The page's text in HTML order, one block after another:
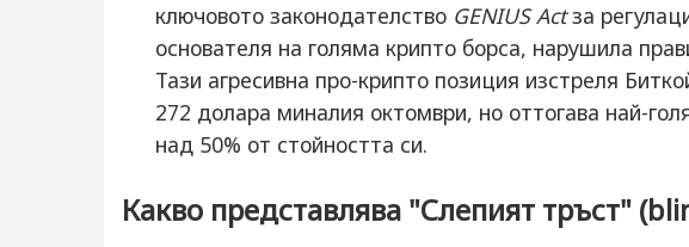
ключовото законодателство GENIUS Actза
основателя на голяма крипто борса, нарушила
Тази агресивна про-крипто позиция изстреля
272 долара миналия октомври, но оттогава най-
над 50% от стойността си.
Какво представлява "Слепият тръст"